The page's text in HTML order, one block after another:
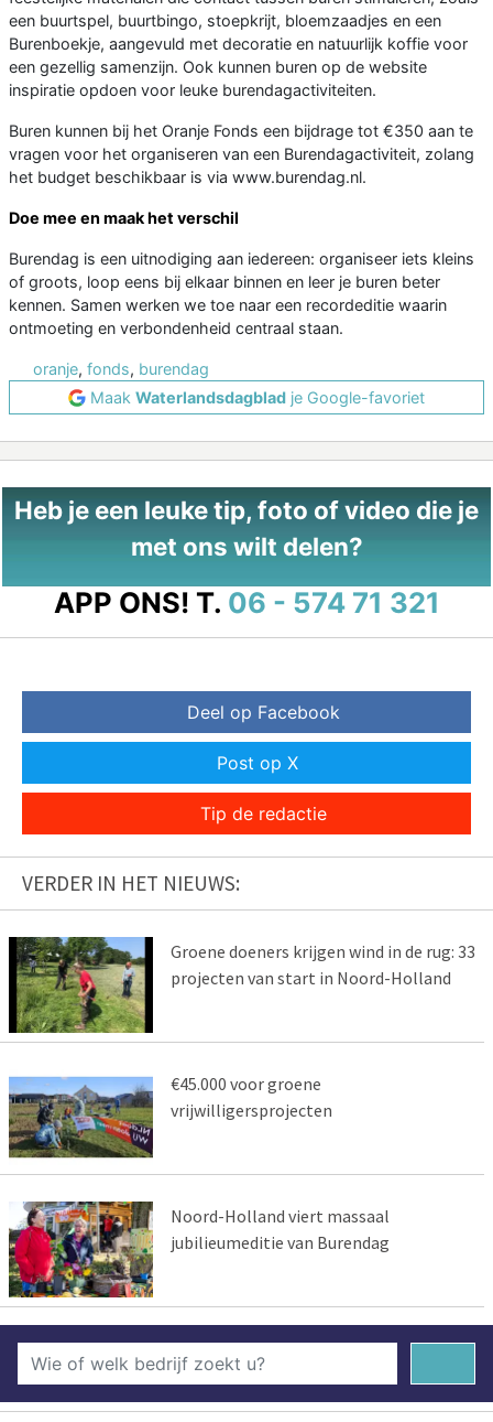
een buurtspel, buurtbingo, stoepkrijt, bloemzaadjes en een
Burenboekje, aangevuld met decoratie en natuurlijk koffie voor
een gezellig samenzijn. Ook kunnen buren op de website
inspiratie opdoen voor leuke burendagactiviteiten.
Buren kunnen bij het Oranje Fonds een bijdrage tot €350 aan te
vragen voor het organiseren van een Burendagactiviteit, zolang
het budget beschikbaar is via www.burendag.nl.
Doe mee en maak het verschil
Burendag is een uitnodiging aan iedereen: organiseer iets kleins
of groots, loop eens bij elkaar binnen en leer je buren beter
kennen. Samen werken we toe naar een recordeditie waarin
ontmoeting en verbondenheid centraal staan.
oranje, fonds, burendag
Maak Waterlandsdagblad je Google-favoriet
Heb je een leuke tip, foto of video die je
met ons wilt delen?
APP ONS! T. 06 - 574 71 321
Deel op Facebook
Post op X
Tip de redactie
VERDER IN HET NIEUWS:
Groene doeners krijgen wind in de rug: 33
projecten van start in Noord-Holland
€45.000 voor groene
vrijwilligersprojecten
Noord-Holland viert massaal
jubilieumeditie van Burendag